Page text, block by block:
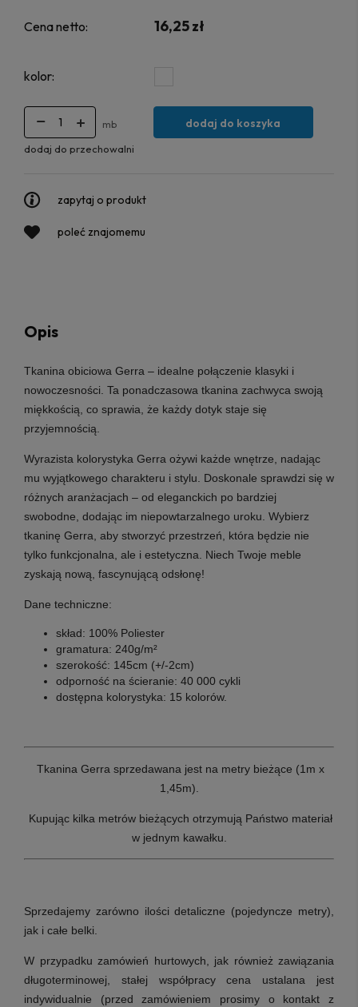
Cena netto: 16,25 zł
kolor:
mb dodaj do koszyka
dodaj do przechowalni
zapytaj o produkt
poleć znajomemu
Opis
Tkanina obiciowa Gerra – idealne połączenie klasyki i
nowoczesności. Ta ponadczasowa tkanina zachwyca swoją
miękkością, co sprawia, że każdy dotyk staje się
przyjemnością.
Wyrazista kolorystyka Gerra ożywi każde wnętrze, nadając
mu wyjątkowego charakteru i stylu. Doskonale sprawdzi się w
różnych aranżacjach – od eleganckich po bardziej
swobodne, dodając im niepowtarzalnego uroku. Wybierz
tkaninę Gerra, aby stworzyć przestrzeń, która będzie nie
tylko funkcjonalna, ale i estetyczna. Niech Twoje meble
zyskają nową, fascynującą odsłonę!
Dane techniczne:
skład: 100% Poliester
gramatura: 240g/m²
szerokość: 145cm (+/-2cm)
odporność na ścieranie: 40 000 cykli
dostępna kolorystyka: 15 kolorów.
Tkanina Gerra sprzedawana jest na metry bieżące (1m x
1,45m).
Kupując kilka metrów bieżących otrzymują Państwo materiał
w jednym kawałku.
Sprzedajemy zarówno ilości detaliczne (pojedyncze metry),
jak i całe belki.
W przypadku zamówień hurtowych, jak również zawiązania
długoterminowej, stałej współpracy cena ustalana jest
indywidualnie (przed zamówieniem prosimy o kontakt z